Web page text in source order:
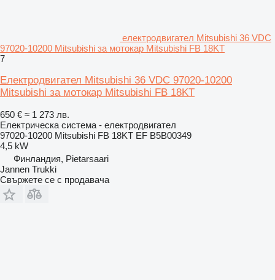
електродвигател Mitsubishi 36 VDC
97020-10200 Mitsubishi за мотокар Mitsubishi FB 18KT
7
Електродвигател Mitsubishi 36 VDC 97020-10200
Mitsubishi за мотокар Mitsubishi FB 18KT
650 € ≈ 1 273 лв.
Електрическа система - електродвигател
97020-10200 Mitsubishi FB 18KT EF B5B00349
4,5 kW
Финландия, Pietarsaari
Jannen Trukki
Свържете се с продавача